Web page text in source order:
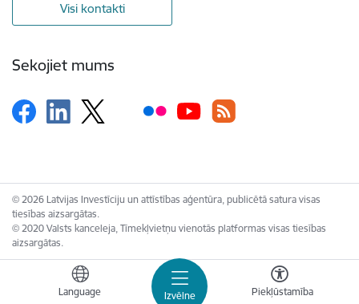
Izvēlne
Language Piekļūstamība
Visi kontakti
Sekojiet mums
© 2026 Latvijas Investīciju un attīstības aģentūra, publicētā satura visas
tiesības aizsargātas.
© 2020 Valsts kanceleja, Tīmekļvietņu vienotās platformas visas tiesības
aizsargātas.